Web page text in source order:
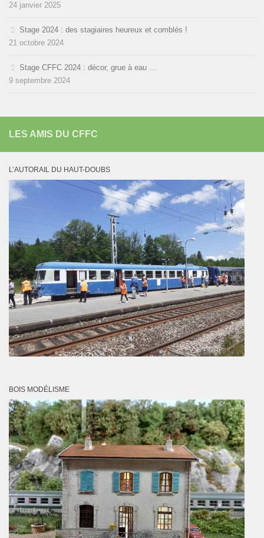
24 janvier 2025
Stage 2024 : des stagiaires heureux et comblés !
21 octobre 2024
Stage CFFC 2024 : décor, grue à eau …
9 septembre 2024
LES AMIS DU CFFC
L’AUTORAIL DU HAUT-DOUBS
BOIS MODÉLISME